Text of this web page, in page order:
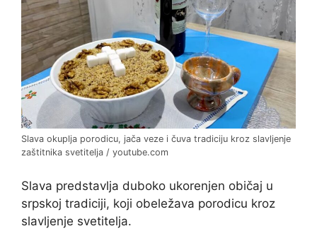
Slava okuplja porodicu, jača veze i čuva tradiciju kroz slavljenje
zaštitnika svetitelja / youtube.com
Slava predstavlja duboko ukorenjen običaj u
srpskoj tradiciji, koji obeležava porodicu kroz
slavljenje svetitelja.